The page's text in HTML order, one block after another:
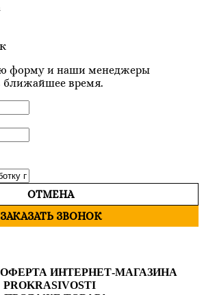
форму и наши менеджеры
ближайшее время.
ОТМЕНА
ЗАКАЗАТЬ ЗВОНОК
ИНТЕРНЕТ-МАГАЗИНА
PROKRASIVOSTI